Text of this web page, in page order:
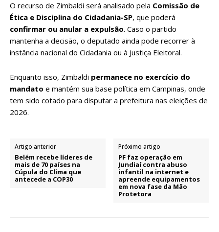
O recurso de Zimbaldi será analisado pela Comissão de
Ética e Disciplina do Cidadania-SP, que poderá
confirmar ou anular a expulsão. Caso o partido
mantenha a decisão, o deputado ainda pode recorrer à
instância nacional do Cidadania ou à Justiça Eleitoral.
Enquanto isso, Zimbaldi permanece no exercício do
mandato e mantém sua base política em Campinas, onde
tem sido cotado para disputar a prefeitura nas eleições de
2026.
Artigo anterior
Belém recebe líderes de
mais de 70 países na
Cúpula do Clima que
antecede a COP30
Próximo artigo
PF faz operação em
Jundiaí contra abuso
infantil na internet e
apreende equipamentos
em nova fase da Mão
Protetora